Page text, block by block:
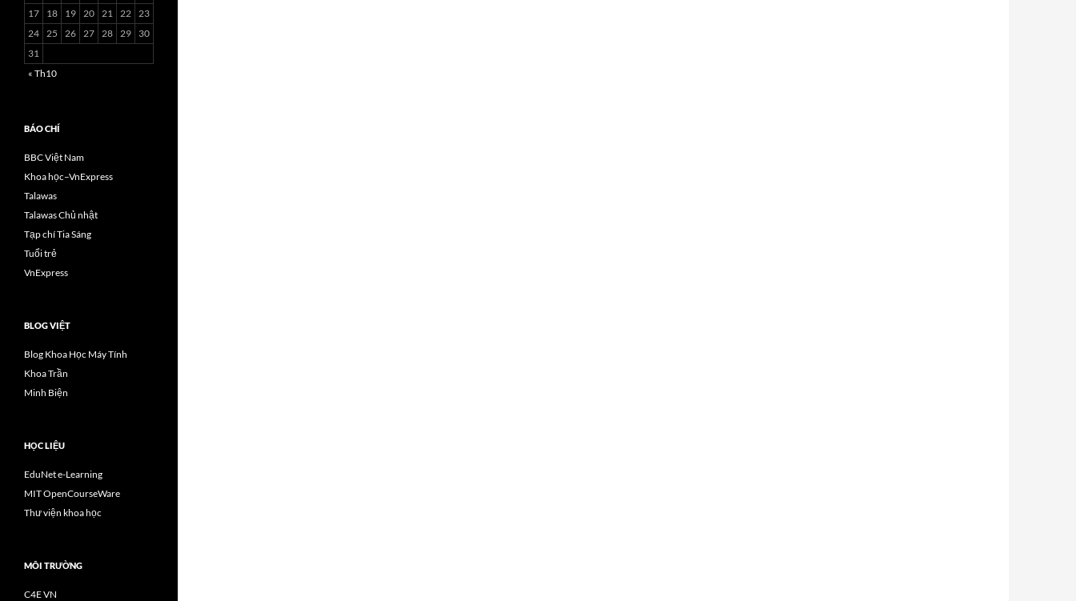
17
18 19 20 21 22 23
24 25 26 27 28 29
30
31
« Th10
BÁO CHÍ
BBC Việt Nam
Khoa học–VnExpress
Talawas
Talawas Chủ nhật
Tạp chí Tia Sáng
Tuổi trẻ
VnExpress
BLOG VIỆT
Blog Khoa Học Máy Tính
Khoa Trần
Minh Biện
HỌC LIỆU
EduNet e-Learning
MIT OpenCourseWare
Thư viện khoa học
MÔI TRƯỜNG
C4E VN